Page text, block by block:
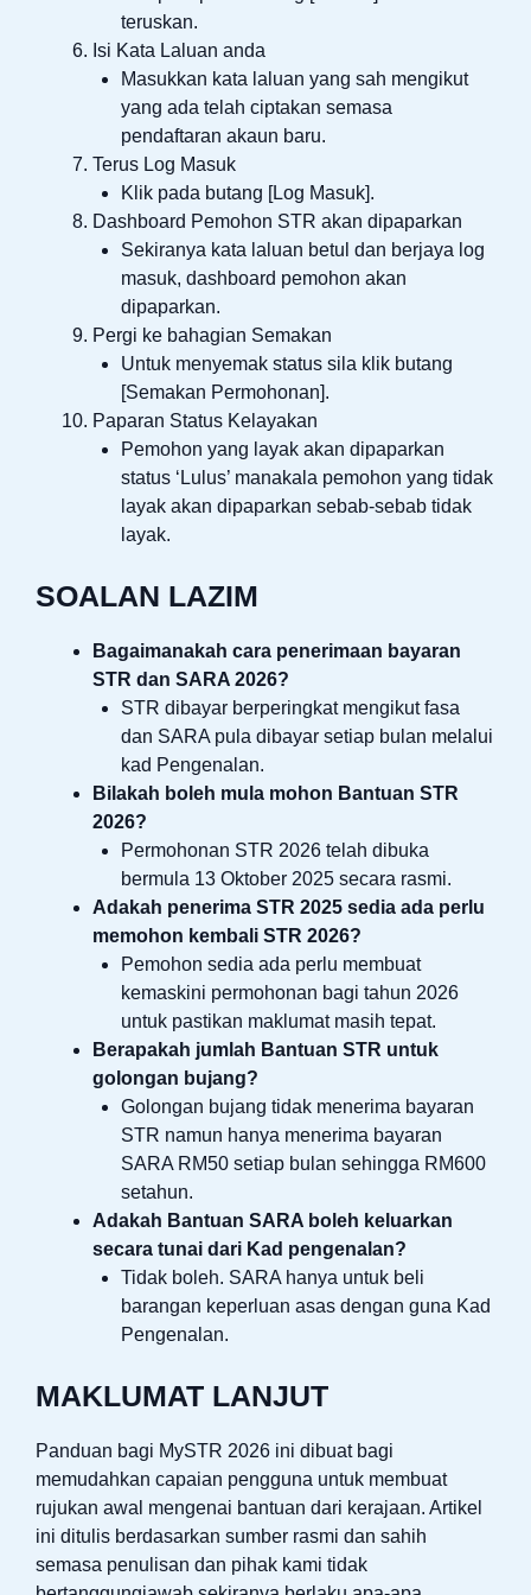
teruskan.
Isi Kata Laluan anda
Masukkan kata laluan yang sah mengikut
yang ada telah ciptakan semasa
pendaftaran akaun baru.
Terus Log Masuk
Klik pada butang [Log Masuk].
Dashboard Pemohon STR akan dipaparkan
Sekiranya kata laluan betul dan berjaya log
masuk, dashboard pemohon akan
dipaparkan.
Pergi ke bahagian Semakan
Untuk menyemak status sila klik butang
[Semakan Permohonan].
Paparan Status Kelayakan
Pemohon yang layak akan dipaparkan
status ‘Lulus’ manakala pemohon yang tidak
layak akan dipaparkan sebab-sebab tidak
layak.
SOALAN LAZIM
Bagaimanakah cara penerimaan bayaran
STR dan SARA 2026?
STR dibayar berperingkat mengikut fasa
dan SARA pula dibayar setiap bulan melalui
kad Pengenalan.
Bilakah boleh mula mohon Bantuan STR
2026?
Permohonan STR 2026 telah dibuka
bermula 13 Oktober 2025 secara rasmi.
Adakah penerima STR 2025 sedia ada perlu
memohon kembali STR 2026?
Pemohon sedia ada perlu membuat
kemaskini permohonan bagi tahun 2026
untuk pastikan maklumat masih tepat.
Berapakah jumlah Bantuan STR untuk
golongan bujang?
Golongan bujang tidak menerima bayaran
STR namun hanya menerima bayaran
SARA RM50 setiap bulan sehingga RM600
setahun.
Adakah Bantuan SARA boleh keluarkan
secara tunai dari Kad pengenalan?
Tidak boleh. SARA hanya untuk beli
barangan keperluan asas dengan guna Kad
Pengenalan.
MAKLUMAT LANJUT
Panduan bagi MySTR 2026 ini dibuat bagi
memudahkan capaian pengguna untuk membuat
rujukan awal mengenai bantuan dari kerajaan. Artikel
ini ditulis berdasarkan sumber rasmi dan sahih
semasa penulisan dan pihak kami tidak